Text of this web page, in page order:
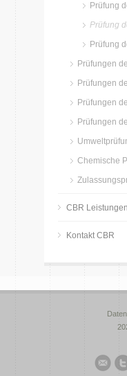
Prüfung
Prüfung
Prüfung
Prüfungen
Prüfungen
Prüfungen
Prüfungen
Chemische
CBR Leistungen
Kontakt CBR